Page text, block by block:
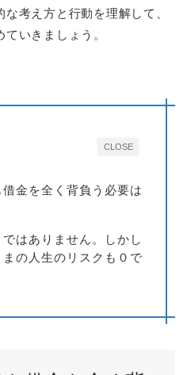
考え方と行動を理解して、
いきましょう。
CLOSE
金を全く背負う必要は
はありません。しかし
の人生のリスクも０で